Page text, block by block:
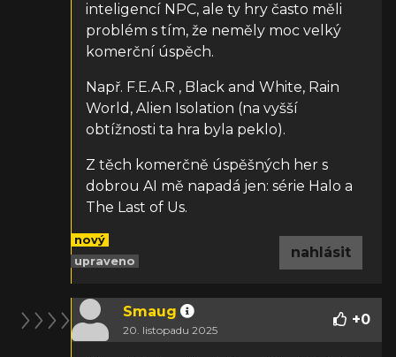
inteligencí NPC, ale ty hry často měli
problém s tím, že neměly moc velký
komerční úspěch.
Např. F.E.A.R , Black and White, Rain
World, Alien Isolation (na vyšší
obtížnosti ta hra byla peklo).
Z těch komerčně úspěšných her s
dobrou AI mě napadá jen: série Halo a
The Last of Us.
nový
upraveno
nahlásit
Smaug
20. listopadu 2025
+0